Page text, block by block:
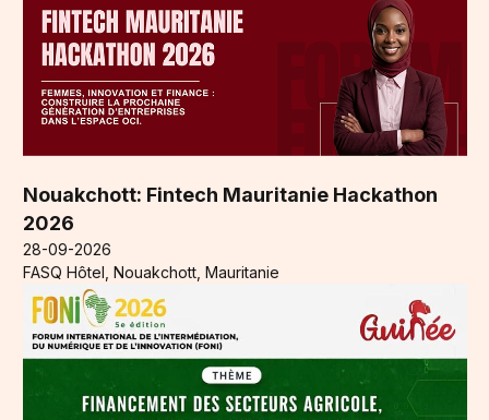
Nouakchott: Fintech Mauritanie Hackathon
2026
28-09-2026
FASQ Hôtel, Nouakchott, Mauritanie